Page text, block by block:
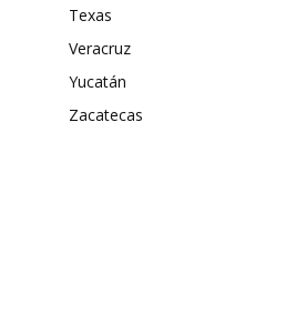
Texas
Veracruz
Yucatán
Zacatecas